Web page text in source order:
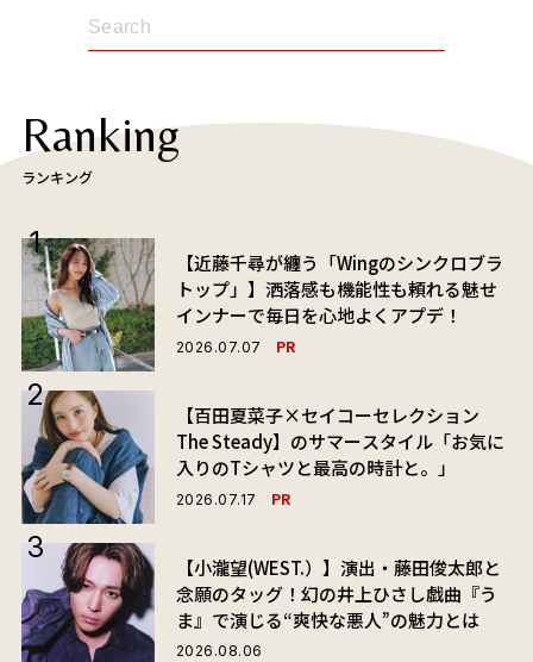
Ranking
ランキング
【近藤千尋が纏う「Wingのシンクロブラ
トップ」】洒落感も機能性も頼れる魅せ
インナーで毎日を心地よくアプデ！
2026.07.07 PR
【百田夏菜子×セイコーセレクション
The Steady】のサマースタイル「お気に
入りのTシャツと最高の時計と。」
2026.07.17 PR
【小瀧望(WEST.）】演出・藤田俊太郎と
念願のタッグ！幻の井上ひさし戯曲『う
ま』で演じる“爽快な悪人”の魅力とは
2026.08.06